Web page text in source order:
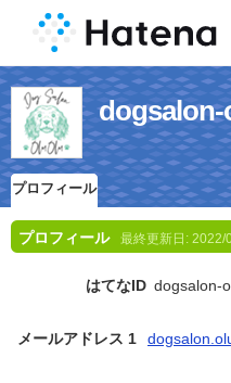
プロフィール
プロフィール 最終更新日: 2022/
はてなID dogsalon-
メールアドレス 1